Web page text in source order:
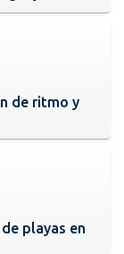
de ritmo y
playas en